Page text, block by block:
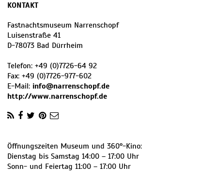
KONTAKT
Fastnachtsmuseum Narrenschopf
Luisenstraße 41
D-78073 Bad Dürrheim
Telefon: +49 (0)7726-64 92
Fax: +49 (0)7726-977-602
E-Mail: info@narrenschopf.de
http://www.narrenschopf.de
Öffnungszeiten Museum und 360°-Kino:
Dienstag bis Samstag 14:00 – 17:00 Uhr
Sonn- und Feiertag 11:00 – 17:00 Uhr